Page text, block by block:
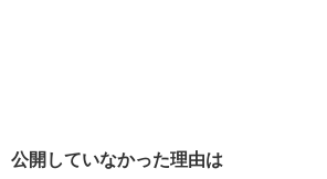
公開していなかった理由は